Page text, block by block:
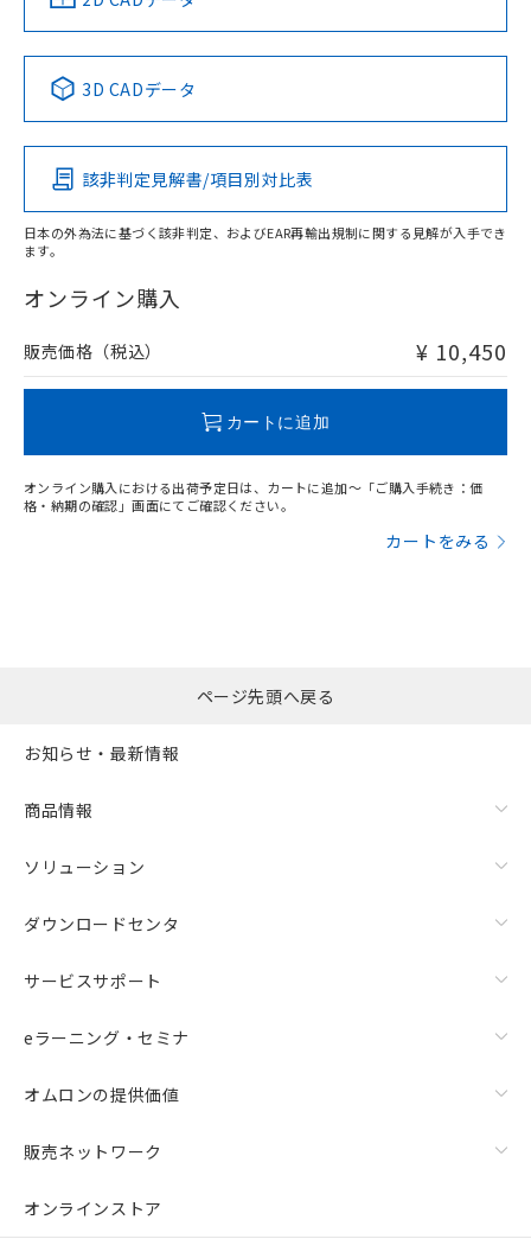
上、n: 18mm以上
検出領域
Pb Hg Cd Cr(VI)
O
在庫等で未対応品が混在する可能性があります。
問い合わせください。
No No No No
この製品の規格認証/適合状況ページへ
その他の認証はこちらのページからご検索ください
3D CADデータ
該非判定見解書/項目別対比表
日本の外為法に基づく該非判定、およびEAR再輸出規制に関する見解が入手でき
ます。
オンライン購入
販売価格（税込） ¥ 10,450
カートに追加
オンライン購入における出荷予定日は、カートに追加～「ご購入手続き：価
格・納期の確認」画面にてご確認ください。
カートをみる
ページ先頭へ戻る
お知らせ・最新情報
商品情報
ソリューション
ダウンロードセンタ
サービスサポート
eラーニング・セミナ
オムロンの提供価値
販売ネットワーク
オンラインストア